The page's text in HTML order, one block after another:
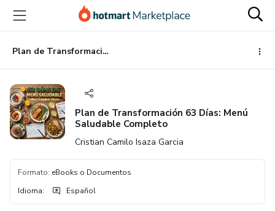
principal
página
de
página
Plan de Transformación 63 Días: Menú Saludable Completo
Plan de Transformación 63 Días: Menú
Saludable Completo
Cristian Camilo Isaza Garcia
Formato: eBooks o Documentos
Idioma: Español